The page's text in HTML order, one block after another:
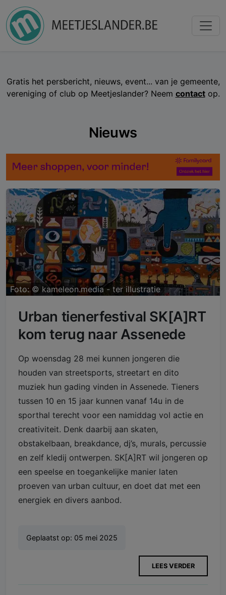
Gratis het persbericht, nieuws, event... van je gemeente,
vereniging of club op Meetjeslander? Neem contactop.
Nieuws
Foto: © kameleon.media - ter illustratie
Urban tienerfestival SK[A]RT
kom terug naar Assenede
Op woensdag 28 mei kunnen jongeren die
houden van streetsports, streetart en dito
muziek hun gading vinden in Assenede. Tieners
tussen 10 en 15 jaar kunnen vanaf 14u in de
sporthal terecht voor een namiddag vol actie en
creativiteit. Denk daarbij aan skaten,
obstakelbaan, breakdance, dj’s, murals, percussie
en zelf kledij ontwerpen. SK[A]RT wil jongeren op
een speelse en toegankelijke manier laten
proeven van urban cultuur, en doet dat met een
energiek en divers aanbod.
Geplaatst op: 05 mei 2025
LEES VERDER